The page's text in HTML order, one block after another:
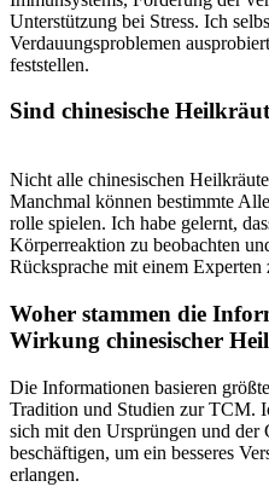
Unterstützung bei Stress. Ich
Verdauungsproblemen⁢
feststellen.
Sind ⁢chinesische
Nicht alle​ chinesischen
Manchmal können bestimmte
rolle spielen. Ich habe​ gelernt,
Körperreaktion zu beobachten
Rücksprache mit einem Experten
Woher stammen‍ die⁢
Wirkung chinesischer
Die Informationen basieren
Tradition und Studien zur ‍TCM.
sich mit den Ursprüngen ⁣und der
beschäftigen, um‌ ein ​besseres
⁤erlangen.